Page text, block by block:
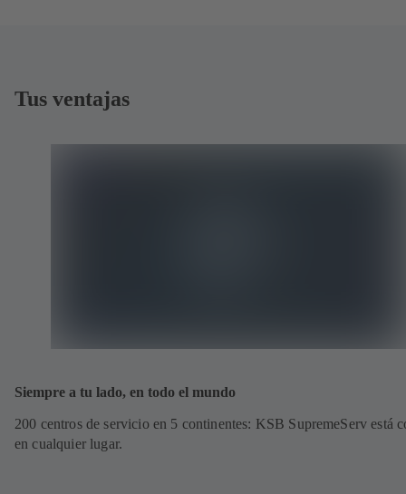
Tus ventajas
Siempre a tu lado, en todo el mundo
200 centros de servicio en 5 continentes: KSB SupremeServ está
en cualquier lugar.